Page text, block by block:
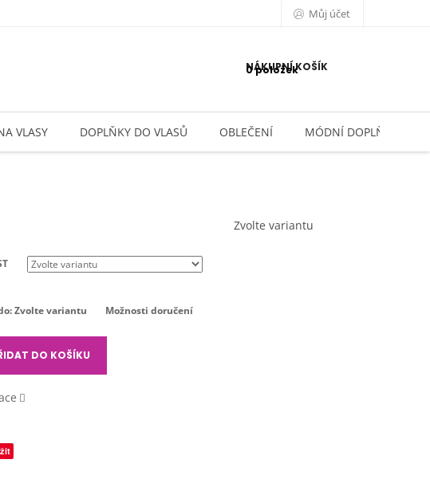
Můj účet
NÁKUPNÍ KOŠÍK
0 položek
VLASY DOPLŇKY DO VLASŮ OBLEČENÍ MÓDNÍ DOPLŇKY
Zvolte variantu
Zvolte variantu Možnosti doručení
DO KOŠÍKU